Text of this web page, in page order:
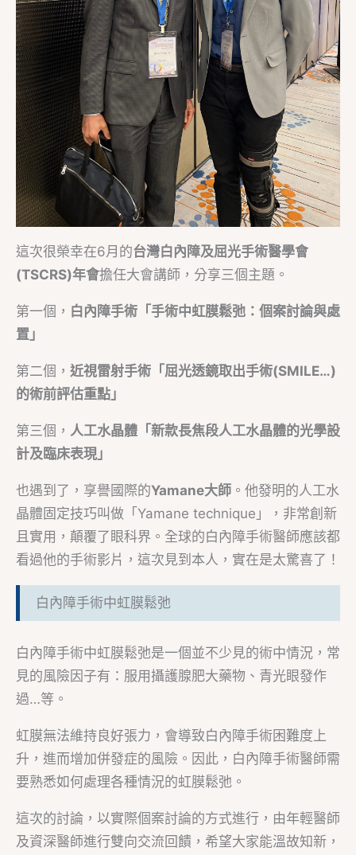
這次很榮幸在6月的台灣白內障及屈光手術醫學會
(TSCRS)年會擔任大會講師，分享三個主題。
第一個， 白內障手術「手術中虹膜鬆弛：個案討論與處
置」
第二個， 近視雷射手術「屈光透鏡取出手術(SMILE…)
的術前評估重點」
第三個， 人工水晶體「新款長焦段人工水晶體的光學設
計及臨床表現」
也遇到了，享譽國際的Yamane大師 。他發明的人工水
晶體固定技巧叫做「Yamane technique」，非常創新
且實用，顛覆了眼科界。全球的白內障手術醫師應該都
看過他的手術影片，這次見到本人，實在是太驚喜了！
白內障手術中虹膜鬆弛
白內障手術中虹膜鬆弛是一個並不少見的術中情況，常
見的風險因子有：服用攝護腺肥大藥物、青光眼發作
過…等。
虹膜無法維持良好張力，會導致白內障手術困難度上
升，進而增加併發症的風險。因此，白內障手術醫師需
要熟悉如何處理各種情況的虹膜鬆弛。
這次的討論，以實際個案討論的方式進行，由年輕醫師
及資深醫師進行雙向交流回饋，希望大家能溫故知新，